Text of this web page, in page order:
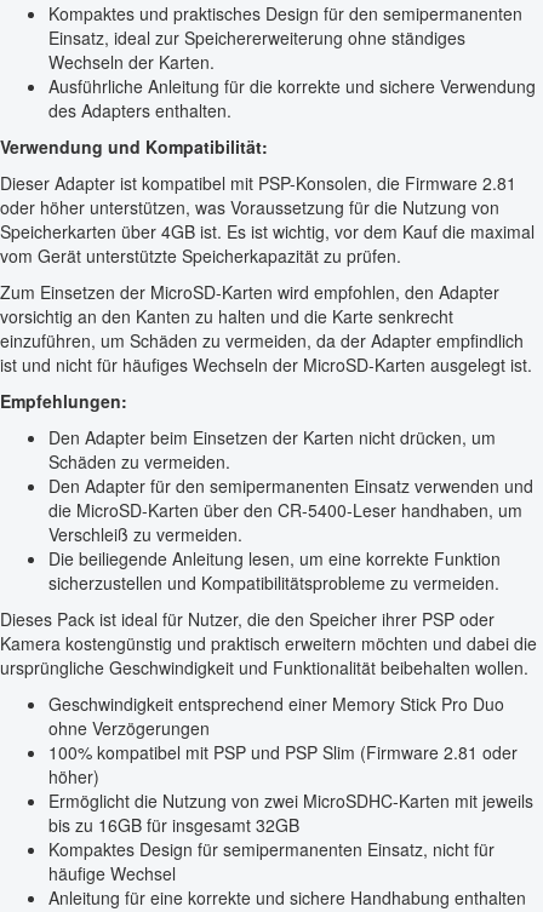
Kompaktes und praktisches Design für den semipermanenten
Einsatz, ideal zur Speichererweiterung ohne ständiges
Wechseln der Karten.
Ausführliche Anleitung für die korrekte und sichere Verwendung
des Adapters enthalten.
Verwendung und Kompatibilität:
Dieser Adapter ist kompatibel mit PSP-Konsolen, die Firmware 2.81
oder höher unterstützen, was Voraussetzung für die Nutzung von
Speicherkarten über 4GB ist. Es ist wichtig, vor dem Kauf die maximal
vom Gerät unterstützte Speicherkapazität zu prüfen.
Zum Einsetzen der MicroSD-Karten wird empfohlen, den Adapter
vorsichtig an den Kanten zu halten und die Karte senkrecht
einzuführen, um Schäden zu vermeiden, da der Adapter empfindlich
ist und nicht für häufiges Wechseln der MicroSD-Karten ausgelegt ist.
Empfehlungen:
Den Adapter beim Einsetzen der Karten nicht drücken, um
Schäden zu vermeiden.
Den Adapter für den semipermanenten Einsatz verwenden und
die MicroSD-Karten über den CR-5400-Leser handhaben, um
Verschleiß zu vermeiden.
Die beiliegende Anleitung lesen, um eine korrekte Funktion
sicherzustellen und Kompatibilitätsprobleme zu vermeiden.
Dieses Pack ist ideal für Nutzer, die den Speicher ihrer PSP oder
Kamera kostengünstig und praktisch erweitern möchten und dabei die
ursprüngliche Geschwindigkeit und Funktionalität beibehalten wollen.
Geschwindigkeit entsprechend einer Memory Stick Pro Duo
ohne Verzögerungen
100% kompatibel mit PSP und PSP Slim (Firmware 2.81 oder
höher)
Ermöglicht die Nutzung von zwei MicroSDHC-Karten mit jeweils
bis zu 16GB für insgesamt 32GB
Kompaktes Design für semipermanenten Einsatz, nicht für
häufige Wechsel
Anleitung für eine korrekte und sichere Handhabung enthalten